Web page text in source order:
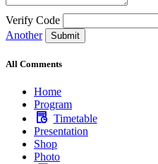
Verify Code
Another
Submit
All Comments
Home
Program
Timetable
Presentation
Shop
Photo